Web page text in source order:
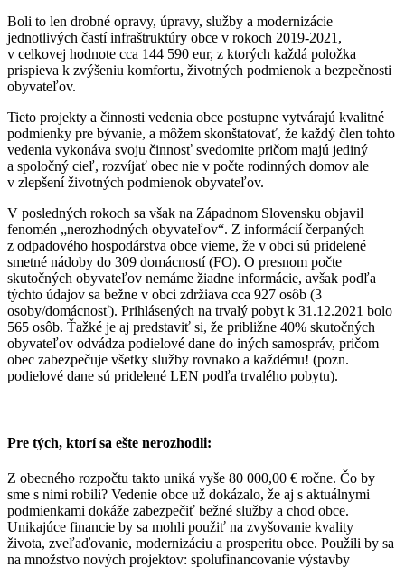
Boli to len drobné opravy, úpravy, služby a modernizácie
jednotlivých častí infraštruktúry obce v rokoch 2019-2021,
v celkovej hodnote cca 144 590 eur, z ktorých každá položka
prispieva k zvýšeniu komfortu, životných podmienok a bezpečnosti
obyvateľov.
Tieto projekty a činnosti vedenia obce postupne vytvárajú kvalitné
podmienky pre bývanie, a môžem skonštatovať, že každý člen tohto
vedenia vykonáva svoju činnosť svedomite pričom majú jediný
a spoločný cieľ, rozvíjať obec nie v počte rodinných domov ale
v zlepšení životných podmienok obyvateľov.
V posledných rokoch sa však na Západnom Slovensku objavil
fenomén „nerozhodných obyvateľov“. Z informácií čerpaných
z odpadového hospodárstva obce vieme, že v obci sú pridelené
smetné nádoby do 309 domácností (FO). O presnom počte
skutočných obyvateľov nemáme žiadne informácie, avšak podľa
týchto údajov sa bežne v obci zdržiava cca 927 osôb (3
osoby/domácnosť). Prihlásených na trvalý pobyt k 31.12.2021 bolo
565 osôb. Ťažké je aj predstaviť si, že približne 40% skutočných
obyvateľov odvádza podielové dane do iných samospráv, pričom
obec zabezpečuje všetky služby rovnako a každému! (pozn.
podielové dane sú pridelené LEN podľa trvalého pobytu).
Pre tých, ktorí sa ešte nerozhodli:
Z obecného rozpočtu takto uniká vyše 80 000,00 € ročne. Čo by
sme s nimi robili? Vedenie obce už dokázalo, že aj s aktuálnymi
podmienkami dokáže zabezpečiť bežné služby a chod obce.
Unikajúce financie by sa mohli použiť na zvyšovanie kvality
života, zveľaďovanie, modernizáciu a prosperitu obce. Použili by sa
na množstvo nových projektov: spolufinancovanie výstavby